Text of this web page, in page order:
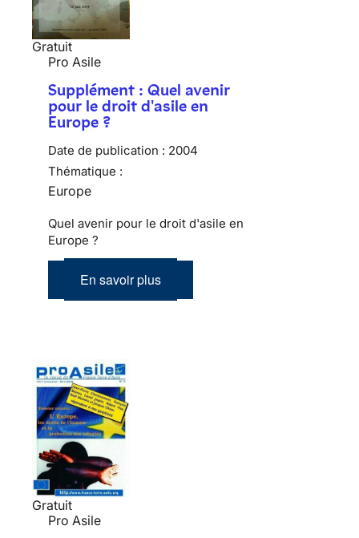
Gratuit
Pro Asile
Supplément : Quel avenir
pour le droit d'asile en
Europe ?
Date de publication : 2004
Thématique :
Europe
Quel avenir pour le droit d'asile en
Europe ?
En savoir plus
Gratuit
Pro Asile